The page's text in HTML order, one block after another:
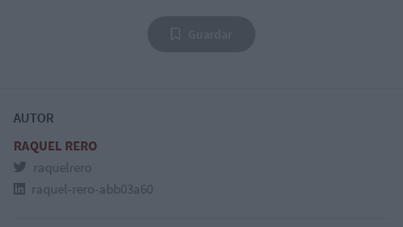
AUTOR
RAQUEL RERO
raquelrero
raquel-rero-abb03a60